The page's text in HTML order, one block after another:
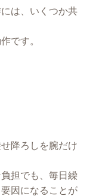
は、いくつか共
です。
降ろしを腕だけ
担でも、毎日繰
因になることが